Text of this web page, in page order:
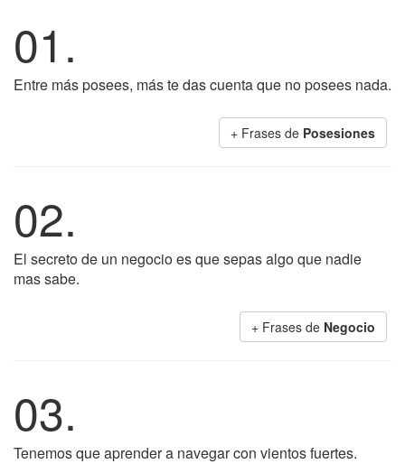
01.
Entre más posees, más te das cuenta que no posees nada.
+ Frases de Posesiones
02.
El secreto de un negocio es que sepas algo que nadie
mas sabe.
+ Frases de Negocio
03.
Tenemos que aprender a navegar con vientos fuertes.